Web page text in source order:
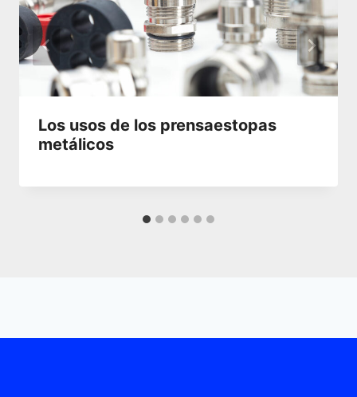
Los usos de los prensaestopas
metálicos